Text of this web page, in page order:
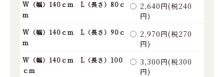
W（幅）140ｃｍ L（長さ）80ｃ
ｍ
2,640円(税240
円)
W（幅）140ｃｍ L（長さ）90ｃ
ｍ
2,970円(税270
円)
W（幅）140ｃｍ L（長さ）100
ｃｍ
3,300円(税300
円)